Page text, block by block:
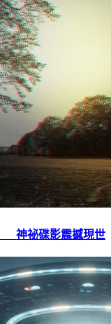
神祕碟影震撼現世